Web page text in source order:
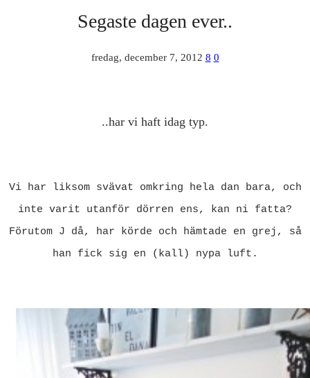
Segaste dagen ever..
fredag, december 7, 2012 8 0
..har vi haft idag typ.
Vi har liksom svävat omkring hela dan bara, och
inte varit utanför dörren ens, kan ni fatta?
Förutom J då, har körde och hämtade en grej, så
han fick sig en (kall) nypa luft.